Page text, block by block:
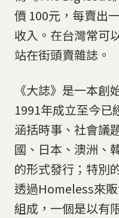
價 100元，每賣出
收入。在台灣常可
站在街頭賣雜誌。
《大誌》是一本創
1991年成立至今已
涵括時事、社會議
國、日本、澳洲、
的形式發行；特別
透過Homeless來
組成，一個是以有